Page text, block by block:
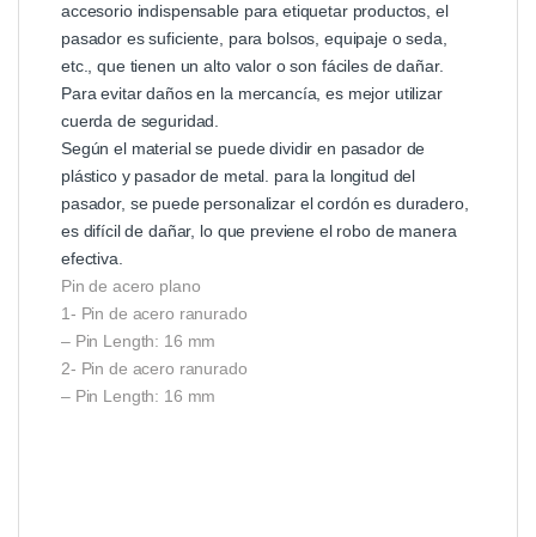
accesorio indispensable para etiquetar productos, el
pasador es suficiente, para bolsos, equipaje o seda,
etc., que tienen un alto valor o son fáciles de dañar.
Para evitar daños en la mercancía, es mejor utilizar
cuerda de seguridad.
Según el material se puede dividir en pasador de
plástico y pasador de metal. para la longitud del
pasador, se puede personalizar el cordón es duradero,
es difícil de dañar, lo que previene el robo de manera
efectiva.
Pin de acero plano
1- Pin de acero ranurado
– Pin Length: 16 mm
2- Pin de acero ranurado
– Pin Length: 16 mm